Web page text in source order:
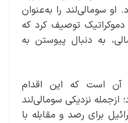
او سومالی‌لند را به‌عنوان
توصیف کرد که
به دنبال پیوستن به
آن است که این اقدام
نزدیکی سومالی‌لند
برای رصد و مقابله با